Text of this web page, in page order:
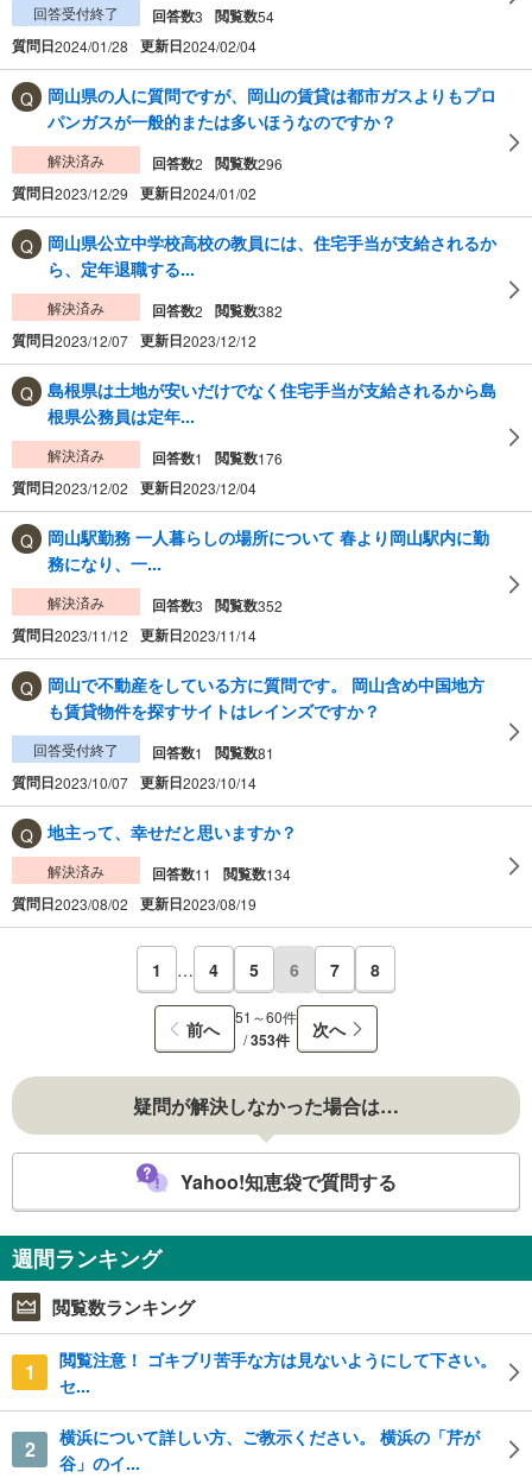
回答受付終了 回答数3 閲覧数54
質問日2024/01/28 更新日2024/02/04
岡山県の人に質問ですが、岡山の賃貸は都市ガスよりもプロ
パンガスが一般的または多いほうなのですか？
解決済み 回答数2 閲覧数296
質問日2023/12/29 更新日2024/01/02
岡山県公立中学校高校の教員には、住宅手当が支給されるか
ら、定年退職する...
解決済み 回答数2 閲覧数382
質問日2023/12/07 更新日2023/12/12
島根県は土地が安いだけでなく住宅手当が支給されるから島
根県公務員は定年...
解決済み 回答数1 閲覧数176
質問日2023/12/02 更新日2023/12/04
岡山駅勤務 一人暮らしの場所について 春より岡山駅内に勤
務になり、一...
解決済み 回答数3 閲覧数352
質問日2023/11/12 更新日2023/11/14
岡山で不動産をしている方に質問です。 岡山含め中国地方
も賃貸物件を探すサイトはレインズですか？
回答受付終了 回答数1 閲覧数81
質問日2023/10/07 更新日2023/10/14
地主って、幸せだと思いますか？
解決済み 回答数11 閲覧数134
質問日2023/08/02 更新日2023/08/19
1 … 4 5 6 7 8
前へ
51～60件
/353件 次へ
疑問が解決しなかった場合は…
Yahoo!知恵袋で質問する
週間ランキング
閲覧数ランキング
1
閲覧注意！ ゴキブリ苦手な方は見ないようにして下さい。
セ...
2
横浜について詳しい方、ご教示ください。 横浜の「芹が
谷」のイ...